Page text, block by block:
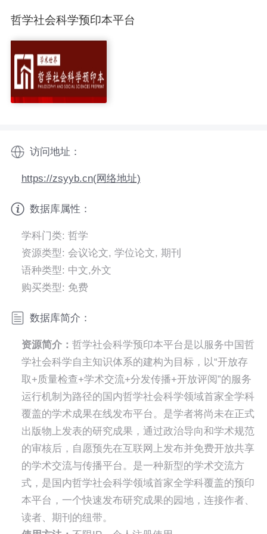
哲学社会科学预印本平台
访问地址：
https://zsyyb.cn(网络地址)
数据库属性：
学科门类: 哲学
资源类型: 会议论文, 学位论文, 期刊
语种类型: 中文,外文
购买类型: 免费
数据库简介：
资源简介： 哲学社会科学预印本平台是以服务中国哲
学社会科学自主知识体系的建构为目标，以“开放存
取+质量检查+学术交流+分发传播+开放评阅”的服务
运行机制为路径的国内哲学社会科学领域首家全学科
覆盖的学术成果在线发布平台。是学者将尚未在正式
出版物上发表的研究成果，通过政治导向和学术规范
的审核后，自愿预先在互联网上发布并免费开放共享
的学术交流与传播平台。是一种新型的学术交流方
式，是国内哲学社会科学领域首家全学科覆盖的预印
本平台，一个快速发布研究成果的园地，连接作者、
读者、期刊的纽带。